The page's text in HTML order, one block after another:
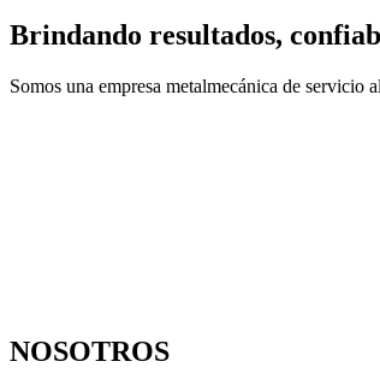
Brindando resultados,
Somos una empresa metalmecánica de servicio
NOSOTROS